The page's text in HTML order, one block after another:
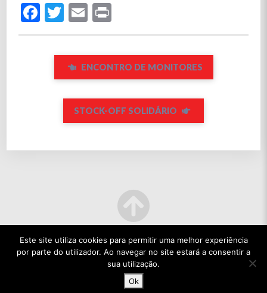
Facebook
Twitter
Email
ENCONTRO DE MONITORES
STOCK-OFF SOLIDÁRIO
© 2022 TODOS OS DIREITOS RESERVADOS.
Este site utiliza cookies para permitir uma melhor experiência
por parte do utilizador. Ao navegar no site estará a consentir a
sua utilização.
Ok